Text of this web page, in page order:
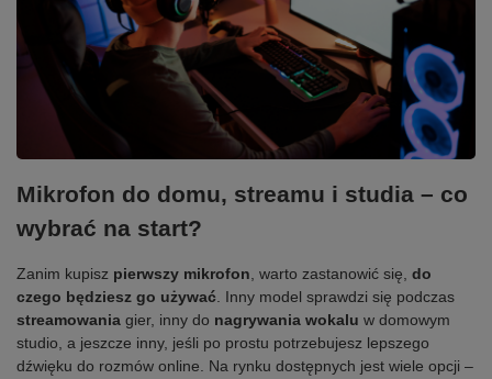
Mikrofon do domu, streamu i studia – co
wybrać na start?
Zanim kupisz pierwszy mikrofon , warto zastanowić się, do
czego będziesz go używać . Inny model sprawdzi się podczas
streamowania gier, inny do nagrywania wokalu w domowym
studio, a jeszcze inny, jeśli po prostu potrzebujesz lepszego
dźwięku do rozmów online. Na rynku dostępnych jest wiele opcji –